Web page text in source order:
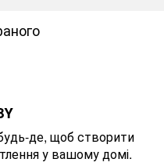
де, щоб створити
у вашому домі.